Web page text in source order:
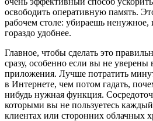
освободить оперативную память.
рабочем столе: убираешь ненужное,
гораздо удобнее.
Главное, чтобы сделать это
сразу, особенно если вы не уверены
приложения. Лучше потратить
в Интернете, чем потом гадать,
нибудь нужная функция.
которыми вы не пользуетесь
клиентах или сторонних облачных